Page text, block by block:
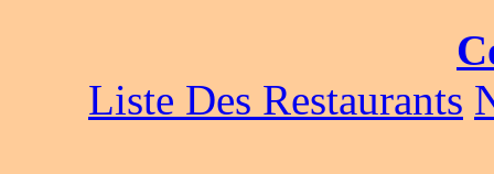
Liste Des Restaurants